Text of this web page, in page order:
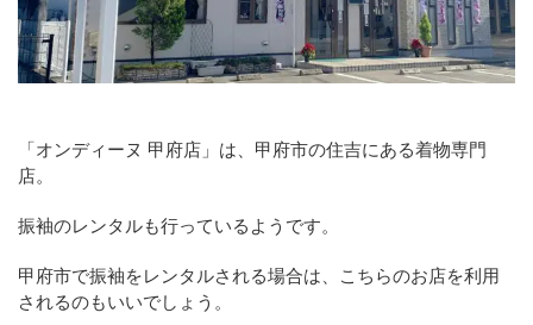
「オンディーヌ 甲府店」は、甲府市の住吉にある着物専門
店。
振袖のレンタルも行っているようです。
甲府市で振袖をレンタルされる場合は、こちらのお店を利用
されるのもいいでしょう。